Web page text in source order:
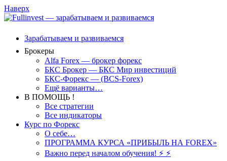
Наверх
Зарабатываем и развиваемся
Брокеры
Alfa Forex — брокер форекс
БКС Брокер — БКС Мир инвестиций
БКС-Форекс — (BCS-Forex)
Ещё варианты…
В ПОМОЩЬ !
Все стратегии
Все индикаторы
Курс по Форекс
О себе…
ПРОГРАММА КУРСА «ПРИБЫЛЬ НА FOREX»
Важно перед началом обучения! ⚡ ⚡